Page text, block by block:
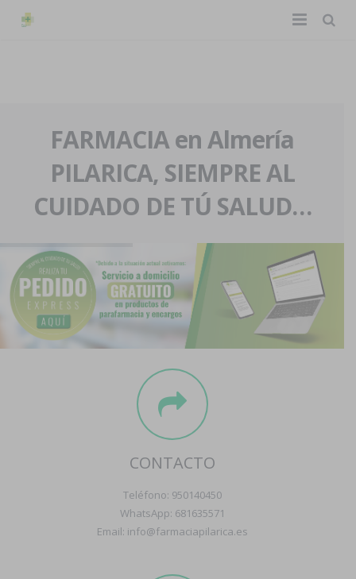
La farmacia
Nuestra historia
Nuestro equipo
Eventos
Servicios y reservas
Pedidos express
Blog
Contacto
Boletín
FARMACIA en Almería
PILARICA, SIEMPRE AL
CUIDADO DE TÚ SALUD…
CONTACTO
Teléfono: 950140450
WhatsApp: 681635571
Email: info@farmaciapilarica.es